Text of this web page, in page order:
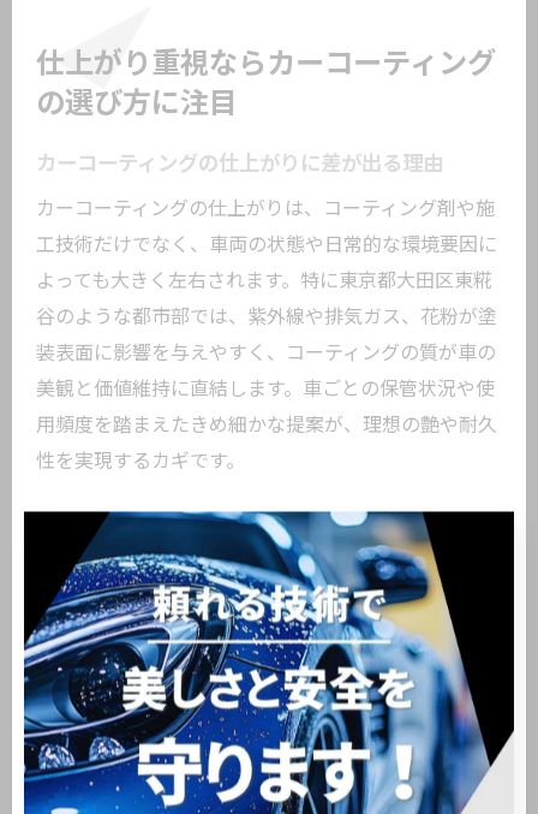
仕上がり重視ならカーコーティング
の選び方に注目
カーコーティングの仕上がりに差が出る理由
カーコーティングの仕上がりは、コーティング剤や施
工技術だけでなく、車両の状態や日常的な環境要因に
よっても大きく左右されます。特に東京都大田区東糀
谷のような都市部では、紫外線や排気ガス、花粉が塗
装表面に影響を与えやすく、コーティングの質が車の
美観と価値維持に直結します。車ごとの保管状況や使
用頻度を踏まえたきめ細かな提案が、理想の艶や耐久
性を実現するカギです。
下地処理が仕上がりを左右する重要ポイント
下地処理はカーコーティングの仕上がりを決定づける
最重要工程です。塗装表面の微細な傷や汚れを丁寧に
除去し、最適な状態に整えることで、コーティング剤
が均一に密着し、透明感のある艶と高い耐久性が得ら
れます。具体的には、洗浄、鉄粉除去、磨き工程など
を一台ごとに最適化し、下地処理の徹底が美しい仕上
がりにつながります。